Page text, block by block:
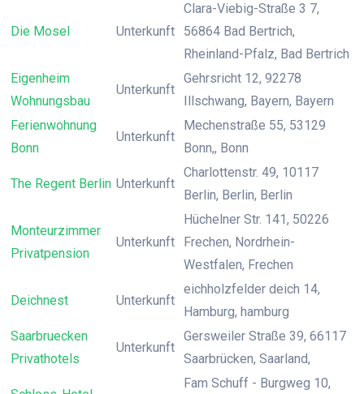
Die Mosel Unterkunft
Clara-Viebig-Straße 3 7,
56864 Bad Bertrich,
Rheinland-Pfalz, Bad Bertrich
Eigenheim
Wohnungsbau
Unterkunft
Gehrsricht 12, 92278
Illschwang, Bayern, Bayern
Ferienwohnung
Bonn
Unterkunft
Mechenstraße 55, 53129
Bonn,, Bonn
The Regent Berlin Unterkunft
Charlottenstr. 49, 10117
Berlin, Berlin, Berlin
Monteurzimmer
Privatpension
Unterkunft
Hüchelner Str. 141, 50226
Frechen, Nordrhein-
Westfalen, Frechen
Deichnest Unterkunft
eichholzfelder deich 14,
Hamburg, hamburg
Saarbruecken
Privathotels
Unterkunft
Gersweiler Straße 39, 66117
Saarbrücken, Saarland,
Fam Schuff - Burgweg 10,